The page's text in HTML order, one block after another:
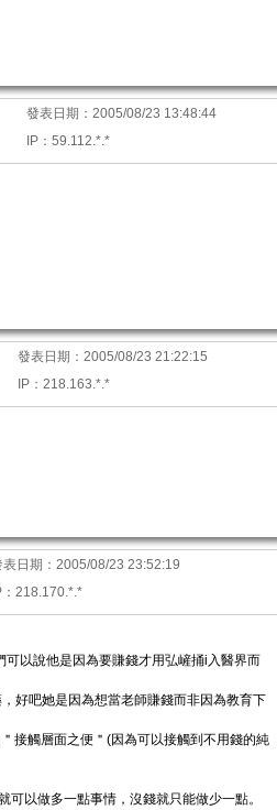
發表日期： 2005/08/23 13:48:44
IP ： 59.112.*.*
發表日期： 2005/08/23 21:22:15
IP ： 218.163.*.*
日期： 2005/08/23 23:52:19
： 218.170.*.*
以說他是因為要賺錢才用弘嵼捅i入醫界而
好吧她是因為想當老師賺錢而非因為教育下
接觸層面之便＂(因為可以接觸到不用錢的純
以做多一點事情，沒錢就只能做少一點。